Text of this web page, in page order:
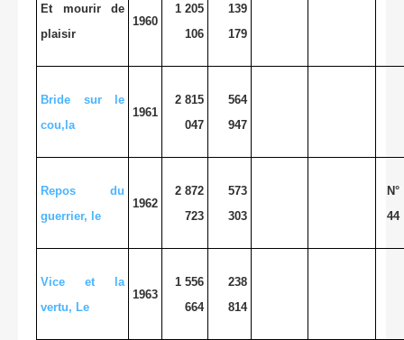
Et mourir de
plaisir
1960
1 205
106
139
179
Bride sur le
cou,la
1961
2 815
047
564
947
Repos du
guerrier, le
1962
2 872
723
573
303
N°
44
Vice et la
vertu, Le
1963
1 556
664
238
814